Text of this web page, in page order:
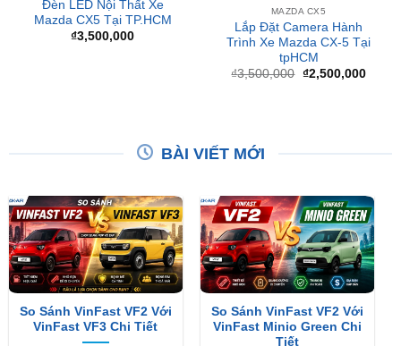
tpHCM
3,500,000 Giá
gốc
là:
₫3,500,000.
₫2,500,000
hiện
tại
So Sánh VinFast VF2 Với
VinFast VF3 Chi Tiết
XEM THÊM
So Sánh VinFast VF2 Với
VinFast Minio Green Chi
Tiết
XEM THÊM